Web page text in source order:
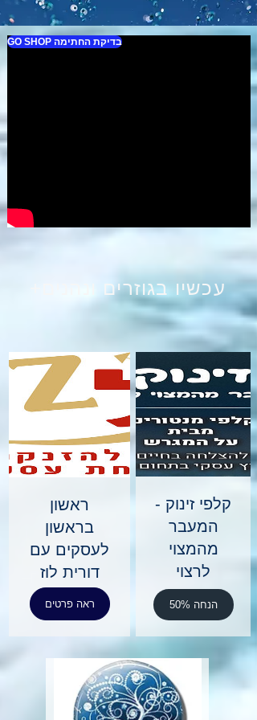
GO SHOP בדיקת החתימה
עכשיו בגוזרים ונהנים+
ראשון
בראשון
לעסקים עם
דורית לוז
ראה פרטים
קלפי זינוק -
המעבר
מהמצוי
לרצוי
50% הנחה